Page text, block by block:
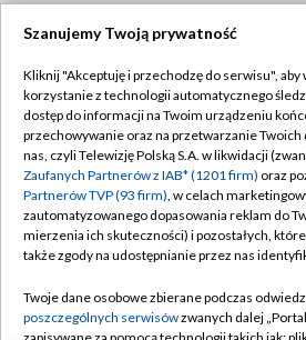
TVP
Abonament TVP
Emisja w TVP
Centrum informacji TVP
Naziemna Telewizja Cyfrowa
Rada Programowa
Regulamin
Polityka
Moje zgody
Pomoc
Kontakt
Szanujemy Twoją prywatność
Kliknij "Akceptuję i przechodzę do serwisu", aby
korzystanie z technologii automatycznego
dostęp do informacji na Twoim urządzeniu
przechowywanie oraz na przetwarzanie Twoich
nas, czyli Telewizję Polską S.A. w likwidacji
Zaufanych Partnerów z IAB* (1201 firm) oraz
Partnerów TVP (93 firm), w celach
zautomatyzowanego dopasowania reklam do
mierzenia ich skuteczności) i pozostałych,
także zgody na udostępnianie przez nas
Twoje dane osobowe zbierane podczas
poszczególnych serwisówzwanych dalej